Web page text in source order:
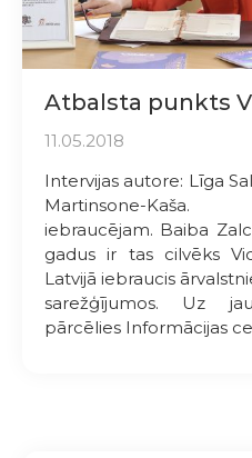
Atbalsta punkts
11.05.2018
Intervijas autore: Līga
Martinsone-
iebraucējam. Baiba
gadus ir tas cilvēks
Latvijā iebraucis
sarežģījumos. Uz
pārcēlies Informācijas